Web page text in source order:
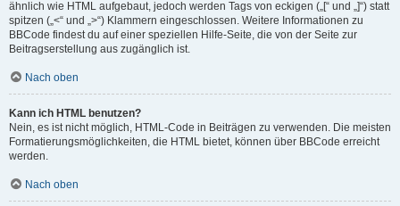
ähnlich wie HTML aufgebaut, jedoch werden Tags von eckigen („[“ und „]“) statt
spitzen („<“ und „>“) Klammern eingeschlossen. Weitere Informationen zu
BBCode findest du auf einer speziellen Hilfe-Seite, die von der Seite zur
Beitragserstellung aus zugänglich ist.
Nach oben
Kann ich HTML benutzen?
Nein, es ist nicht möglich, HTML-Code in Beiträgen zu verwenden. Die meisten
Formatierungsmöglichkeiten, die HTML bietet, können über BBCode erreicht
werden.
Nach oben